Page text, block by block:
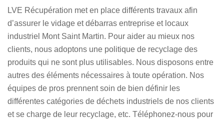
LVE Récupération met en place différents travaux afin
d’assurer le vidage et débarras entreprise et locaux
industriel Mont Saint Martin. Pour aider au mieux nos
clients, nous adoptons une politique de recyclage des
produits qui ne sont plus utilisables. Nous disposons entre
autres des éléments nécessaires à toute opération. Nos
équipes de pros prennent soin de bien définir les
différentes catégories de déchets industriels de nos clients
et se charge de leur recyclage, etc. Téléphonez-nous pour